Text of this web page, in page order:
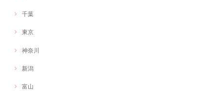
千葉
東京
神奈川
新潟
富山